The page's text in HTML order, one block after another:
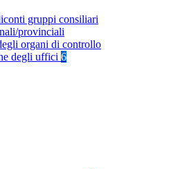
gruppi consiliari
provinciali
organi di controllo
degli uffici 6